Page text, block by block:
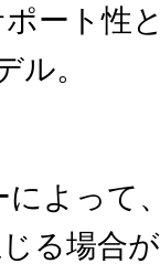
ート性
ル。
よって
る場合